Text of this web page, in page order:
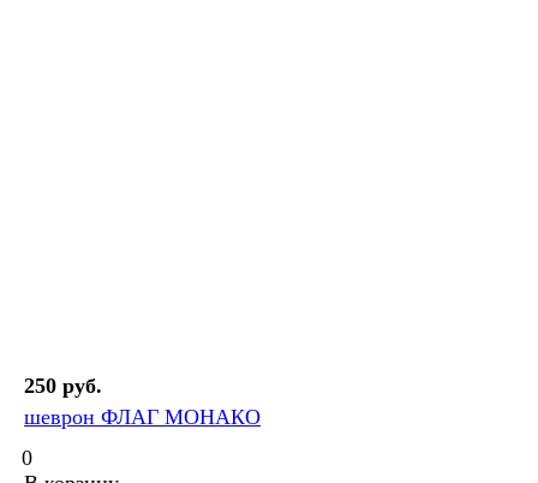
250 руб.
шеврон ФЛАГ МОНАКО
0